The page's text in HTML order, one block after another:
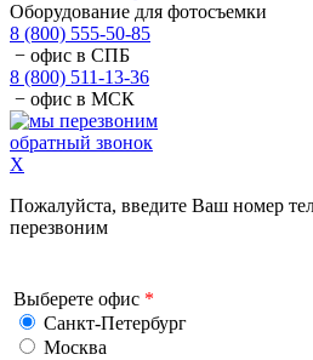
Оборудование для фотосъемки
8 (800) 555-50-85
− офис в СПБ
8 (800) 511-13-36
− офис в МСК
обратный звонок
X
Пожалуйста, введите Ваш номер
перезвоним
Выберете офис *
Санкт-Петербург
Москва